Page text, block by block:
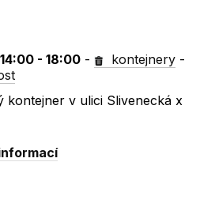
- 18:00 - kontejnery -
kontejner v ulici Slivenecká x